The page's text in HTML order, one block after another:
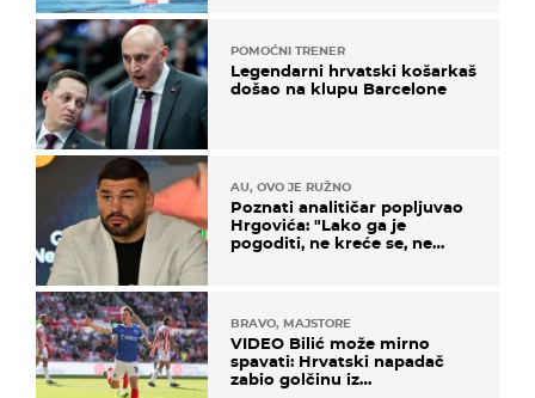
POMOĆNI TRENER
Legendarni hrvatski košarkaš
došao na klupu Barcelone
AU, OVO JE RUŽNO
Poznati analitičar popljuvao
Hrgovića: "Lako ga je
pogoditi, ne kreće se, ne
BRAVO, MAJSTORE
VIDEO Bilić može mirno
spavati: Hrvatski napadač
zabio golčinu iz